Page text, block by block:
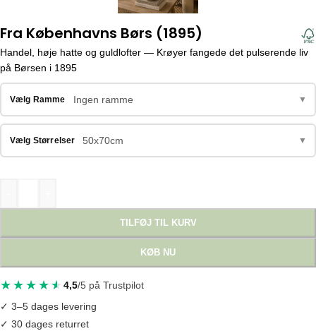
Fra Københavns Børs (1895)
Handel, høje hatte og guldlofter — Krøyer fangede det pulserende liv
på Børsen i 1895
Vælg Ramme Ingen ramme ▼
Vælg Størrelser 50x70cm ▼
TILFØJ TIL KURV
KØB NU
4,5/5 på Trustpilot
✓ 3–5 dages levering
✓ 30 dages returret